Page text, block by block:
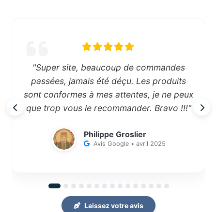
"Super site, beaucoup de commandes
passées, jamais été déçu. Les produits
sont conformes à mes attentes, je ne peux
que trop vous le recommander. Bravo !!!"
Philippe Groslier
Avis Google • avril 2025
Laissez votre avis